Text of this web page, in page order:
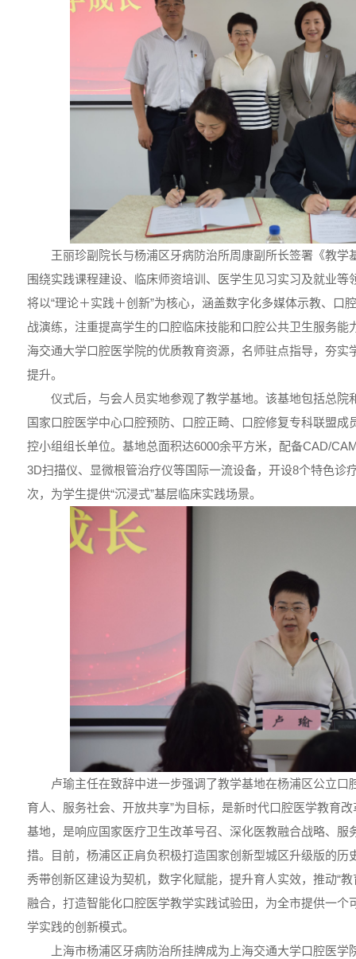
王丽珍副院长与杨浦区牙病防治所周康副所长签署《教学
围绕实践课程建设、临床师资培训、医学生见习实习及就业等
将以“理论＋实践＋创新”为核心，涵盖数字化多媒体示教、口
战演练，注重提高学生的口腔临床技能和口腔公共卫生服务能
海交通大学口腔医学院的优质教育资源，名师驻点指导，夯实
提升。
仪式后，与会人员实地参观了教学基地。该基地包括总院
国家口腔医学中心口腔预防、口腔正畸、口腔修复专科联盟成
控小组组长单位。基地总面积达6000余平方米，配备CAD/
3D扫描仪、显微根管治疗仪等国际一流设备，开设8个特色诊
次，为学生提供“沉浸式”基层临床实践场景。
卢瑜主任在致辞中进一步强调了教学基地在杨浦区公立口
育人、服务社会、开放共享”为目标，是新时代口腔医学教育
基地，是响应国家医疗卫生改革号召、深化医教融合战略、服
措。目前，杨浦区正肩负积极打造国家创新型城区升级版的历
秀带创新区建设为契机，数字化赋能，提升育人实效，推动“
融合，打造智能化口腔医学教学实践试验田，为全市提供一个
学实践的创新模式。
上海市杨浦区牙病防治所挂牌成为上海交通大学口腔医